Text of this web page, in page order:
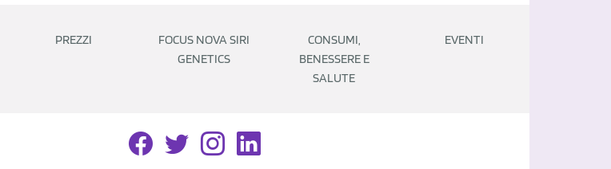
PREZZI
FOCUS NOVA SIRI
GENETICS
CONSUMI,
BENESSERE E
SALUTE
EVENTI